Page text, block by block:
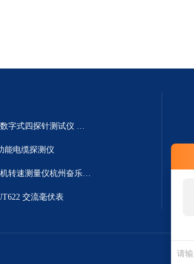
ST2258C多功能数字式四探针测试仪 电阻表
能电缆探测仪
FL1300C直流电机转速测量仪杭州奋乐厂家
交流毫伏表